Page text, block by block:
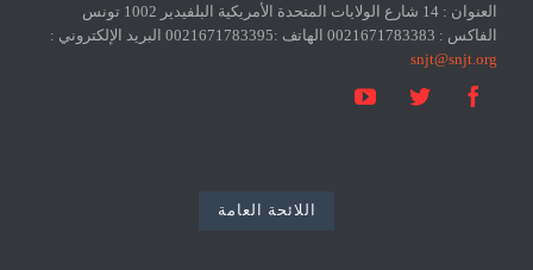
العنوان : 14 شارع الولايات المتحدة الأمريكية البلفيدير 1002 تونس
الفاكس : 0021671783383 الهاتف :0021671783395 البريد الإلكتروني :
snjt@snjt.org



اللائحة العامة